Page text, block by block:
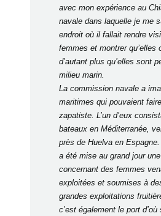
avec mon expérience au
navale dans laquelle je me
endroit où il fallait rendre
femmes et montrer qu’elles
d’autant plus qu’elles sont
milieu marin.
La commission navale a
maritimes qui pouvaient
zapatiste. L’un d’eux
bateaux en Méditerranée,
près de Huelva en
a été mise au grand jour
concernant des femmes
exploitées et soumises à
grandes exploitations
c’est également le port